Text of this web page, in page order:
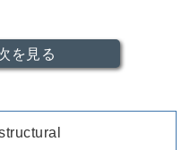
を見る